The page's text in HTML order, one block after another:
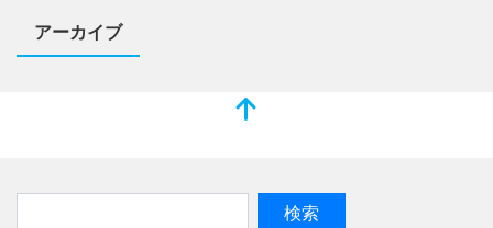
アーカイブ